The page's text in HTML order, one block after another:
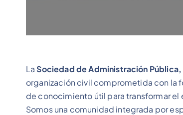
LaSociedad de Administración
organización civil comprometida con la
de conocimiento útil para transformar el
Somos una comunidad integrada por